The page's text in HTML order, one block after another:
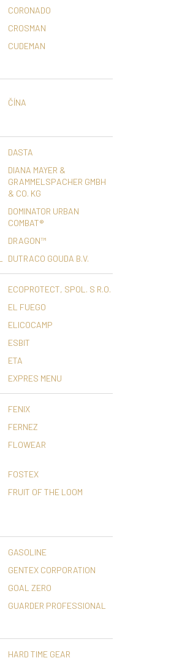
CORONADO
CROSMAN
CUDEMAN
ČÍNA
DASTA
DIANA MAYER &
GRAMMELSPACHER GMBH
& CO. KG
DOMINATOR URBAN
COMBAT®
DRAGON™
DUTRACO GOUDA B.V.
ECOPROTECT, SPOL. S R.O.
EL FUEGO
ELICOCAMP
ESBIT
ETA
EXPRES MENU
FENIX
FERNEZ
FLOWEAR
FOSTEX
FRUIT OF THE LOOM
GASOLINE
GENTEX CORPORATION
GOAL ZERO
GUARDER PROFESSIONAL
HARD TIME GEAR